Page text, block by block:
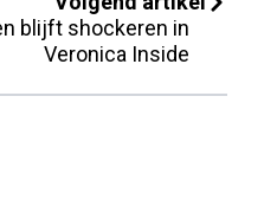
blijft shockeren in
Veronica Inside